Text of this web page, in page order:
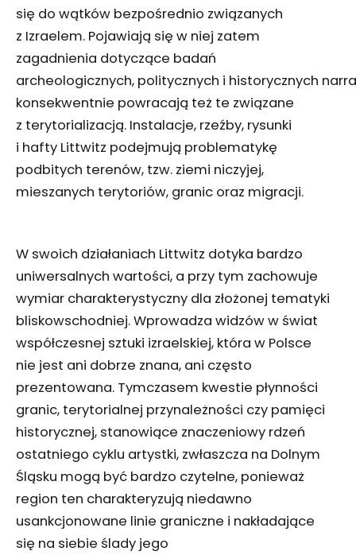
się do wątków bezpośrednio związanych
z Izraelem. Pojawiają się w niej zatem
zagadnienia dotyczące badań
archeologicznych, politycznych i historycznych
konsekwentnie powracają też te związane
z terytorializacją. Instalacje, rzeźby, rysunki
i hafty Littwitz podejmują problematykę
podbitych terenów, tzw. ziemi niczyjej,
mieszanych terytoriów, granic oraz migracji.
W swoich działaniach Littwitz dotyka bardzo
uniwersalnych wartości, a przy tym zachowuje
wymiar charakterystyczny dla złożonej tematyki
bliskowschodniej. Wprowadza widzów w świat
współczesnej sztuki izraelskiej, która w Polsce
nie jest ani dobrze znana, ani często
prezentowana. Tymczasem kwestie płynności
granic, terytorialnej przynależności czy pamięci
historycznej, stanowiące znaczeniowy rdzeń
ostatniego cyklu artystki, zwłaszcza na Dolnym
Śląsku mogą być bardzo czytelne, ponieważ
region ten charakteryzują niedawno
usankcjonowane linie graniczne i nakładające
się na siebie ślady jego